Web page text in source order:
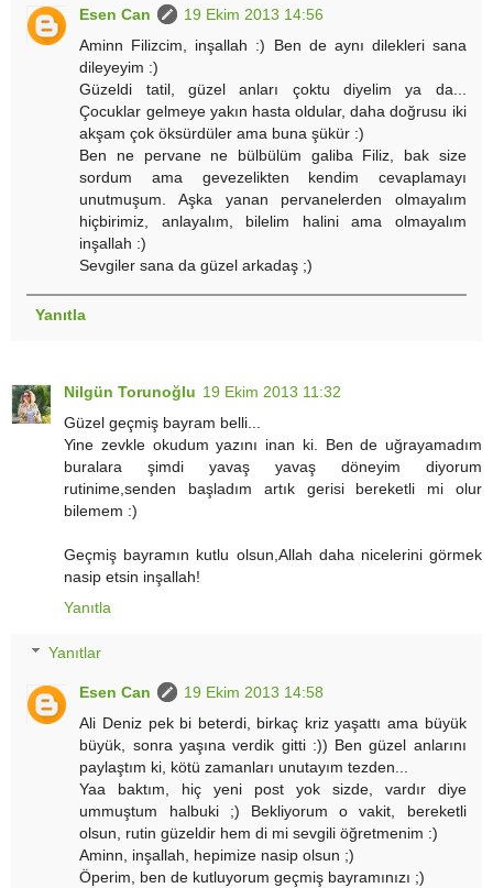
Esen Can
19 Ekim 2013 14:56
Aminn Filizcim, inşallah :) Ben de aynı dilekleri sana
dileyeyim :)
Güzeldi tatil, güzel anları çoktu diyelim ya da...
Çocuklar gelmeye yakın hasta oldular, daha doğrusu iki
akşam çok öksürdüler ama buna şükür :)
Ben ne pervane ne bülbülüm galiba Filiz, bak size
sordum ama gevezelikten kendim cevaplamayı
unutmuşum. Aşka yanan pervanelerden olmayalım
hiçbirimiz, anlayalım, bilelim halini ama olmayalım
inşallah :)
Sevgiler sana da güzel arkadaş ;)
Yanıtla
Nilgün Torunoğlu 19 Ekim 2013 11:32
Güzel geçmiş bayram belli...
Yine zevkle okudum yazını inan ki. Ben de uğrayamadım
buralara şimdi yavaş yavaş döneyim diyorum
rutinime,senden başladım artık gerisi bereketli mi olur
bilemem :)
Geçmiş bayramın kutlu olsun,Allah daha nicelerini görmek
nasip etsin inşallah!
Yanıtla
Yanıtlar
Esen Can
19 Ekim 2013 14:58
Ali Deniz pek bi beterdi, birkaç kriz yaşattı ama büyük
büyük, sonra yaşına verdik gitti :)) Ben güzel anlarını
paylaştım ki, kötü zamanları unutayım tezden...
Yaa baktım, hiç yeni post yok sizde, vardır diye
ummuştum halbuki ;) Bekliyorum o vakit, bereketli
olsun, rutin güzeldir hem di mi sevgili öğretmenim :)
Aminn, inşallah, hepimize nasip olsun ;)
Öperim, ben de kutluyorum geçmiş bayramınızı ;)